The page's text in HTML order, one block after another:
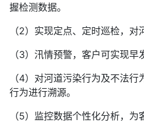
握检测数据。
（2）实现定点、定时巡检，对
（3）汛情预警，客户可实现早
（4）对河道污染行为及不法
行为进行溯源。
（5）监控数据个性化分析，